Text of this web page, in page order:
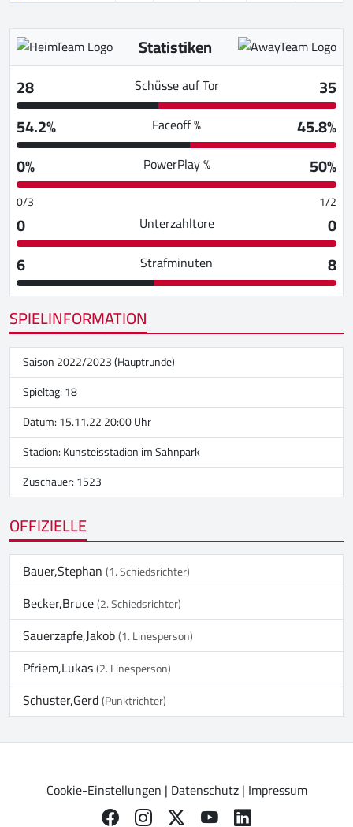
Statistiken
28
Schüsse auf Tor
35
54.2%
Faceoff %
45.8%
0%
PowerPlay % 50%
0/3 1/2
0 Unterzahltore
0
6
Strafminuten
8
SPIELINFORMATION
Saison 2022/2023 (Hauptrunde)
Spieltag: 18
Datum: 15.11.22 20:00 Uhr
Stadion:Kunsteisstadion im Sahnpark
Zuschauer: 1523
OFFIZIELLE
Bauer,Stephan(1. Schiedsrichter)
Becker,Bruce(2. Schiedsrichter)
Sauerzapfe,Jakob(1. Linesperson)
Pfriem,Lukas(2. Linesperson)
Schuster,Gerd(Punktrichter)
Cookie-Einstellungen | Datenschutz| Impressum